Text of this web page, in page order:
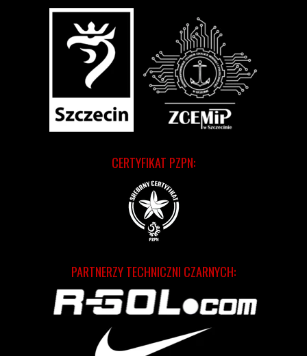
CERTYFIKAT PZPN:
PARTNERZY TECHNICZNI CZARNYCH: